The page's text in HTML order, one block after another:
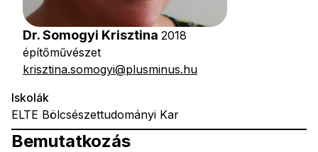
Dr. Somogyi Krisztina 2018
építőművészet
krisztina.somogyi@plusminus.hu
Bemutatkozás
Iskolák
ELTE Bölcsészettudományi Kar